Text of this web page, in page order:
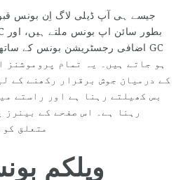
جیسے ہی آپ ڈیلی لاگ اِن بونس
کے درمیان جوش برقرار رکھنے کے
بس کھیلتے رہنا ہے اور راستے
رہنا ہے۔ اس صفحے کے بینرز
متعلق
ویلکم